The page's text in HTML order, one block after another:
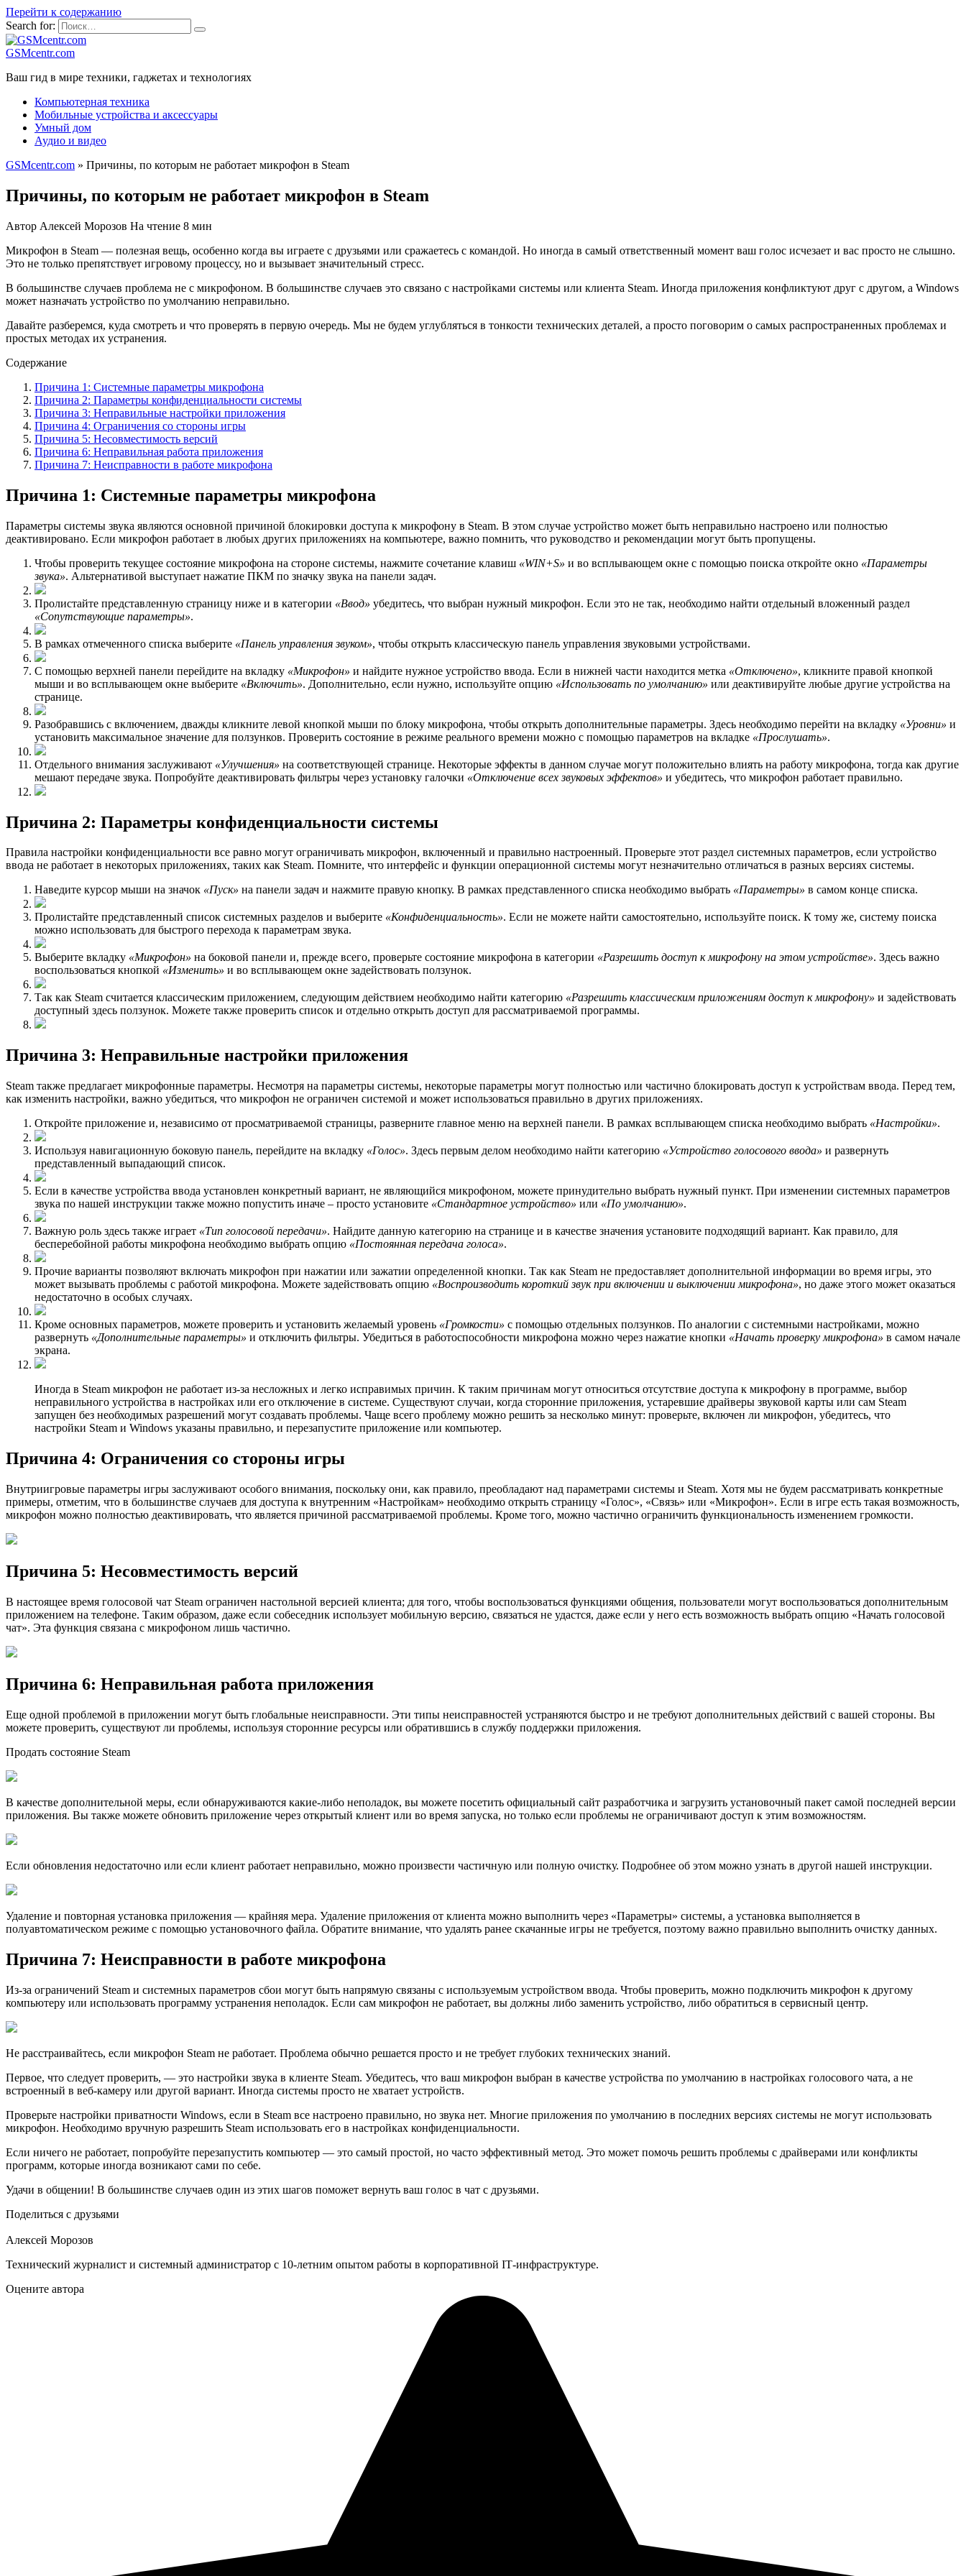
Перейти к содержанию
Search for:
GSMcentr.com
Ваш гид в мире техники, гаджетах и технологиях
Компьютерная техника
Мобильные устройства и аксессуары
Умный дом
Аудио и видео
GSMcentr.com » Причины, по которым не работает микрофон в Steam
Причины, по которым не работает микрофон в Steam
Автор Алексей Морозов На чтение 8 мин
Микрофон в Steam — полезная вещь, особенно когда вы играете с друзьями или сражаетесь с командой. Но иногда в самый ответственный момент ваш голос исчезает и вас просто не слышно.
Это не только препятствует игровому процессу, но и вызывает значительный стресс.
В большинстве случаев проблема не с микрофоном. В большинстве случаев это связано с настройками системы или клиента Steam. Иногда приложения конфликтуют друг с другом, а Windows
может назначать устройство по умолчанию неправильно.
Давайте разберемся, куда смотреть и что проверять в первую очередь. Мы не будем углубляться в тонкости технических деталей, а просто поговорим о самых распространенных проблемах и
простых методах их устранения.
Содержание
Причина 1: Системные параметры микрофона
Причина 2: Параметры конфиденциальности системы
Причина 3: Неправильные настройки приложения
Причина 4: Ограничения со стороны игры
Причина 5: Несовместимость версий
Причина 6: Неправильная работа приложения
Причина 7: Неисправности в работе микрофона
Причина 1: Системные параметры микрофона
Параметры системы звука являются основной причиной блокировки доступа к микрофону в Steam. В этом случае устройство может быть неправильно настроено или полностью
деактивировано. Если микрофон работает в любых других приложениях на компьютере, важно помнить, что руководство и рекомендации могут быть пропущены.
Чтобы проверить текущее состояние микрофона на стороне системы, нажмите сочетание клавиш «WIN+S» и во всплывающем окне с помощью поиска откройте окно «Параметры
звука». Альтернативой выступает нажатие ПКМ по значку звука на панели задач.
Пролистайте представленную страницу ниже и в категории «Ввод» убедитесь, что выбран нужный микрофон. Если это не так, необходимо найти отдельный вложенный раздел
«Сопутствующие параметры».
В рамках отмеченного списка выберите «Панель управления звуком», чтобы открыть классическую панель управления звуковыми устройствами.
С помощью верхней панели перейдите на вкладку «Микрофон» и найдите нужное устройство ввода. Если в нижней части находится метка «Отключено», кликните правой кнопкой
мыши и во всплывающем окне выберите «Включить». Дополнительно, если нужно, используйте опцию «Использовать по умолчанию» или деактивируйте любые другие устройства на
странице.
Разобравшись с включением, дважды кликните левой кнопкой мыши по блоку микрофона, чтобы открыть дополнительные параметры. Здесь необходимо перейти на вкладку «Уровни» и
установить максимальное значение для ползунков. Проверить состояние в режиме реального времени можно с помощью параметров на вкладке «Прослушать».
Отдельного внимания заслуживают «Улучшения» на соответствующей странице. Некоторые эффекты в данном случае могут положительно влиять на работу микрофона, тогда как другие
мешают передаче звука. Попробуйте деактивировать фильтры через установку галочки «Отключение всех звуковых эффектов» и убедитесь, что микрофон работает правильно.
Причина 2: Параметры конфиденциальности системы
Правила настройки конфиденциальности все равно могут ограничивать микрофон, включенный и правильно настроенный. Проверьте этот раздел системных параметров, если устройство
ввода не работает в некоторых приложениях, таких как Steam. Помните, что интерфейс и функции операционной системы могут незначительно отличаться в разных версиях системы.
Наведите курсор мыши на значок «Пуск» на панели задач и нажмите правую кнопку. В рамках представленного списка необходимо выбрать «Параметры» в самом конце списка.
Пролистайте представленный список системных разделов и выберите «Конфиденциальность». Если не можете найти самостоятельно, используйте поиск. К тому же, систему поиска
можно использовать для быстрого перехода к параметрам звука.
Выберите вкладку «Микрофон» на боковой панели и, прежде всего, проверьте состояние микрофона в категории «Разрешить доступ к микрофону на этом устройстве». Здесь важно
воспользоваться кнопкой «Изменить» и во всплывающем окне задействовать ползунок.
Так как Steam считается классическим приложением, следующим действием необходимо найти категорию «Разрешить классическим приложениям доступ к микрофону» и задействовать
доступный здесь ползунок. Можете также проверить список и отдельно открыть доступ для рассматриваемой программы.
Причина 3: Неправильные настройки приложения
Steam также предлагает микрофонные параметры. Несмотря на параметры системы, некоторые параметры могут полностью или частично блокировать доступ к устройствам ввода. Перед тем,
как изменить настройки, важно убедиться, что микрофон не ограничен системой и может использоваться правильно в других приложениях.
Откройте приложение и, независимо от просматриваемой страницы, разверните главное меню на верхней панели. В рамках всплывающем списка необходимо выбрать «Настройки».
Используя навигационную боковую панель, перейдите на вкладку «Голос». Здесь первым делом необходимо найти категорию «Устройство голосового ввода» и развернуть
представленный выпадающий список.
Если в качестве устройства ввода установлен конкретный вариант, не являющийся микрофоном, можете принудительно выбрать нужный пункт. При изменении системных параметров
звука по нашей инструкции также можно попустить иначе – просто установите «Стандартное устройство» или «По умолчанию».
Важную роль здесь также играет «Тип голосовой передачи». Найдите данную категорию на странице и в качестве значения установите подходящий вариант. Как правило, для
бесперебойной работы микрофона необходимо выбрать опцию «Постоянная передача голоса».
Прочие варианты позволяют включать микрофон при нажатии или зажатии определенной кнопки. Так как Steam не предоставляет дополнительной информации во время игры, это
может вызывать проблемы с работой микрофона. Можете задействовать опцию «Воспроизводить короткий звук при включении и выключении микрофона», но даже этого может оказаться
недостаточно в особых случаях.
Кроме основных параметров, можете проверить и установить желаемый уровень «Громкости» с помощью отдельных ползунков. По аналогии с системными настройками, можно
развернуть «Дополнительные параметры» и отключить фильтры. Убедиться в работоспособности микрофона можно через нажатие кнопки «Начать проверку микрофона» в самом начале
экрана.
Иногда в Steam микрофон не работает из-за несложных и легко исправимых причин. К таким причинам могут относиться отсутствие доступа к микрофону в программе, выбор
неправильного устройства в настройках или его отключение в системе. Существуют случаи, когда сторонние приложения, устаревшие драйверы звуковой карты или сам Steam
запущен без необходимых разрешений могут создавать проблемы. Чаще всего проблему можно решить за несколько минут: проверьте, включен ли микрофон, убедитесь, что
настройки Steam и Windows указаны правильно, и перезапустите приложение или компьютер.
Причина 4: Ограничения со стороны игры
Внутриигровые параметры игры заслуживают особого внимания, поскольку они, как правило, преобладают над параметрами системы и Steam. Хотя мы не будем рассматривать конкретные
примеры, отметим, что в большинстве случаев для доступа к внутренним «Настройкам» необходимо открыть страницу «Голос», «Связь» или «Микрофон». Если в игре есть такая возможность,
микрофон можно полностью деактивировать, что является причиной рассматриваемой проблемы. Кроме того, можно частично ограничить функциональность изменением громкости.
Причина 5: Несовместимость версий
В настоящее время голосовой чат Steam ограничен настольной версией клиента; для того, чтобы воспользоваться функциями общения, пользователи могут воспользоваться дополнительным
приложением на телефоне. Таким образом, даже если собеседник использует мобильную версию, связаться не удастся, даже если у него есть возможность выбрать опцию «Начать голосовой
чат». Эта функция связана с микрофоном лишь частично.
Причина 6: Неправильная работа приложения
Еще одной проблемой в приложении могут быть глобальные неисправности. Эти типы неисправностей устраняются быстро и не требуют дополнительных действий с вашей стороны. Вы
можете проверить, существуют ли проблемы, используя сторонние ресурсы или обратившись в службу поддержки приложения.
Продать состояние Steam
В качестве дополнительной меры, если обнаруживаются какие-либо неполадок, вы можете посетить официальный сайт разработчика и загрузить установочный пакет самой последней версии
приложения. Вы также можете обновить приложение через открытый клиент или во время запуска, но только если проблемы не ограничивают доступ к этим возможностям.
Если обновления недостаточно или если клиент работает неправильно, можно произвести частичную или полную очистку. Подробнее об этом можно узнать в другой нашей инструкции.
Удаление и повторная установка приложения — крайняя мера. Удаление приложения от клиента можно выполнить через «Параметры» системы, а установка выполняется в
полуавтоматическом режиме с помощью установочного файла. Обратите внимание, что удалять ранее скачанные игры не требуется, поэтому важно правильно выполнить очистку данных.
Причина 7: Неисправности в работе микрофона
Из-за ограничений Steam и системных параметров сбои могут быть напрямую связаны с используемым устройством ввода. Чтобы проверить, можно подключить микрофон к другому
компьютеру или использовать программу устранения неполадок. Если сам микрофон не работает, вы должны либо заменить устройство, либо обратиться в сервисный центр.
Не расстраивайтесь, если микрофон Steam не работает. Проблема обычно решается просто и не требует глубоких технических знаний.
Первое, что следует проверить, — это настройки звука в клиенте Steam. Убедитесь, что ваш микрофон выбран в качестве устройства по умолчанию в настройках голосового чата, а не
встроенный в веб-камеру или другой вариант. Иногда системы просто не хватает устройств.
Проверьте настройки приватности Windows, если в Steam все настроено правильно, но звука нет. Многие приложения по умолчанию в последних версиях системы не могут использовать
микрофон. Необходимо вручную разрешить Steam использовать его в настройках конфиденциальности.
Если ничего не работает, попробуйте перезапустить компьютер — это самый простой, но часто эффективный метод. Это может помочь решить проблемы с драйверами или конфликты
программ, которые иногда возникают сами по себе.
Удачи в общении! В большинстве случаев один из этих шагов поможет вернуть ваш голос в чат с друзьями.
Поделиться с друзьями
Алексей Морозов
Технический журналист и системный администратор с 10‑летним опытом работы в корпоративной IT‑инфраструктуре.
Оцените автора